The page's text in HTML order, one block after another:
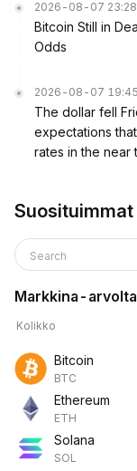
2026-08-07 23:28
Bitcoin Still in
Odds
2026-08-07 19:45
The dollar fell
expectations
rates in the near
Search
Markkina-
Kolikko
Bitcoin
BTC
Ethereum
ETH
Solana
SOL